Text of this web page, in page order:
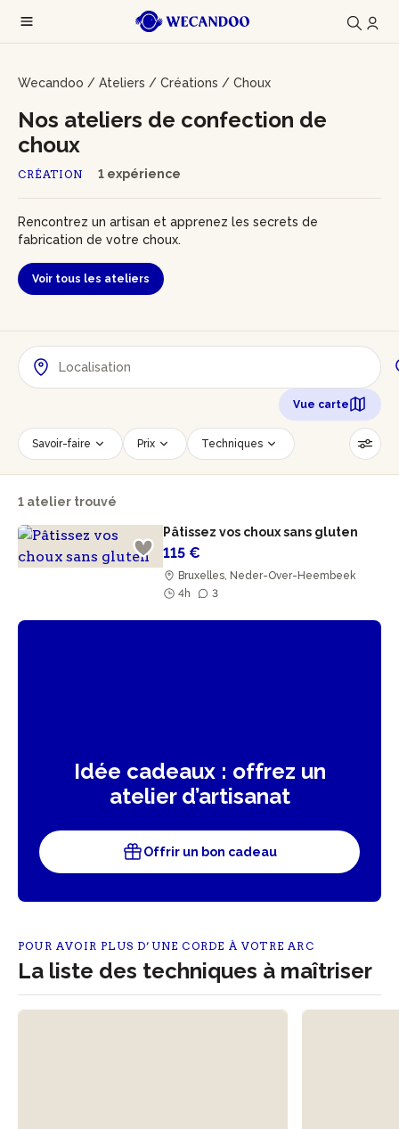
Wecandoo / Ateliers / Créations / Choux
CRÉATION 1 expérience
Nos ateliers de confection de
choux
Rencontrez un artisan et apprenez les secrets de
fabrication de votre choux.
Voir tous les ateliers
Vue carte
Savoir-faire Prix Techniques
Date Créneau horaire
Nombre de personnes
Accessible PMR Réinitialiser les filtres
1 atelier trouvé
Pâtissez vos choux sans gluten
115 €
Bruxelles, Neder-Over-Heembeek
4h
3
Idée cadeaux : offrez un
atelier d’artisanat
Offrir un bon cadeau
POUR AVOIR PLUS D’UNE CORDE À VOTRE ARC
La liste des techniques à maîtriser